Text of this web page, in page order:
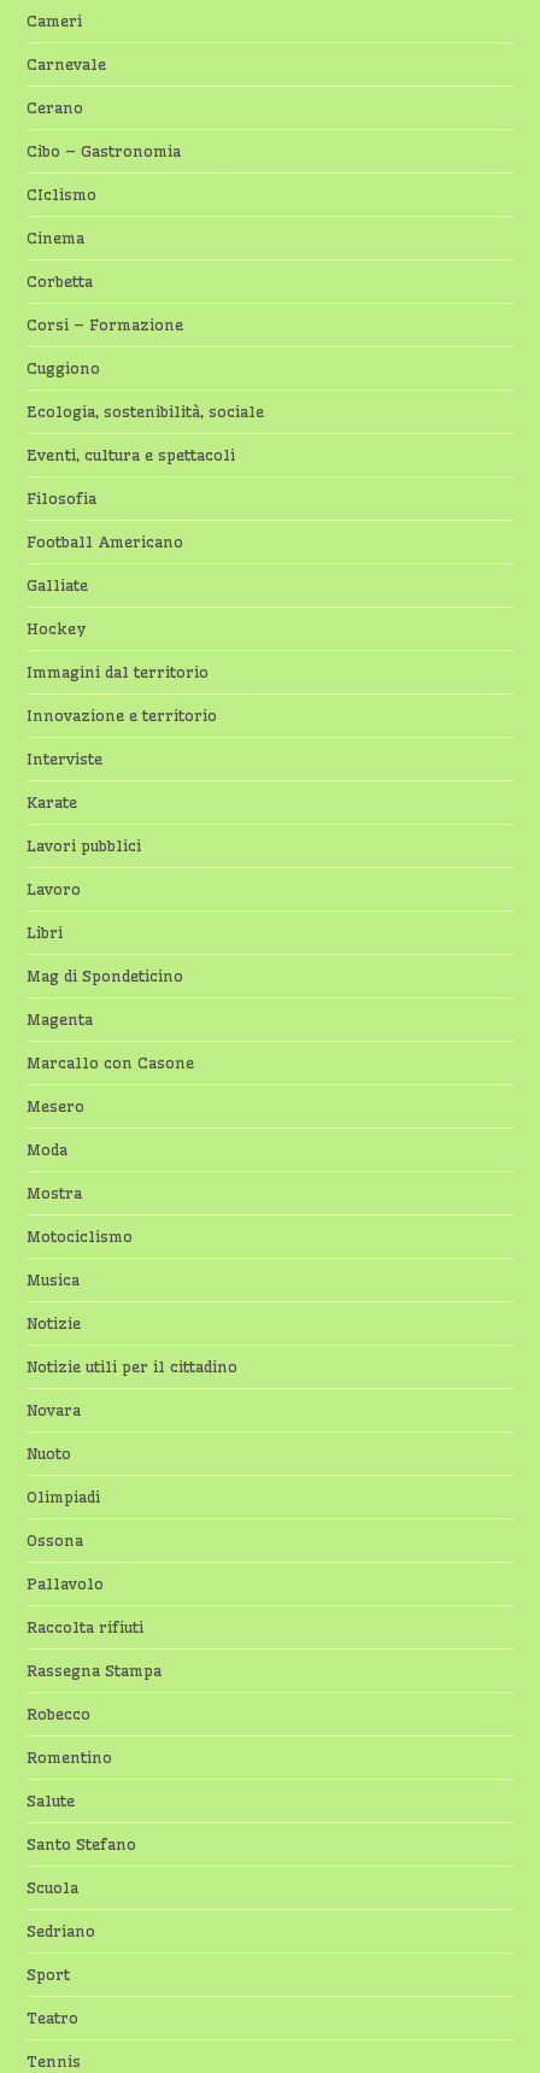
Cameri
Carnevale
Cerano
Cibo – Gastronomia
CIclismo
Cinema
Corbetta
Corsi – Formazione
Cuggiono
Ecologia, sostenibilità, sociale
Eventi, cultura e spettacoli
Filosofia
Football Americano
Galliate
Hockey
Immagini dal territorio
Innovazione e territorio
Interviste
Karate
Lavori pubblici
Lavoro
Libri
Mag di Spondeticino
Magenta
Marcallo con Casone
Mesero
Moda
Mostra
Motociclismo
Musica
Notizie
Notizie utili per il cittadino
Novara
Nuoto
Olimpiadi
Ossona
Pallavolo
Raccolta rifiuti
Rassegna Stampa
Robecco
Romentino
Salute
Santo Stefano
Scuola
Sedriano
Sport
Teatro
Tennis